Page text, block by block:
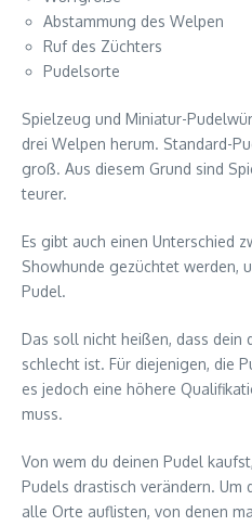
Abstammung des Welpen
Ruf des Züchters
Pudelsorte
Spielzeug und Miniatur-
drei Welpen herum. Standard-
groß. Aus diesem Grund sind
teurer.
Es gibt auch einen Unterschied
Showhunde gezüchtet werden,
Pudel.
Das soll nicht heißen, dass dein
schlecht ist. Für diejenigen, die
es jedoch eine höhere
muss.
Von wem du deinen Pudel
Pudels drastisch verändern. Um
alle Orte auflisten, von denen